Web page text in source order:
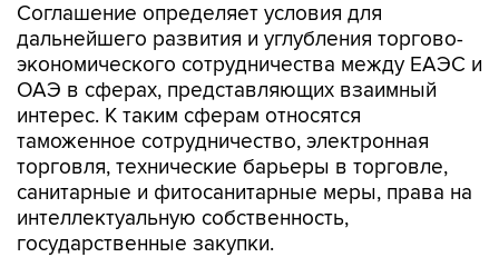
Соглашение определяет условия для
дальнейшего развития и углубления торгово-
экономического сотрудничества между ЕАЭС и
ОАЭ в сферах, представляющих взаимный
интерес. К таким сферам относятся
таможенное сотрудничество, электронная
торговля, технические барьеры в торговле,
санитарные и фитосанитарные меры, права на
интеллектуальную собственность,
государственные закупки.